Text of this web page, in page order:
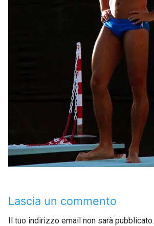
Lascia un commento
Il tuo indirizzo email non sarà pubblicato.